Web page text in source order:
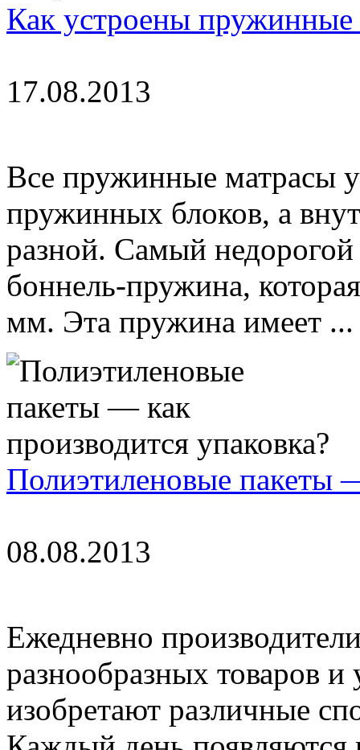
Как устроены пружинные
17.08.2013
Все пружинные матрасы
пружинных блоков, а
разной. Самый
боннель-пружина,
мм. Эта пружина имеет ...
Полиэтиленовые пакеты
08.08.2013
Ежедневно
разнообразных товаров
изобретают различные